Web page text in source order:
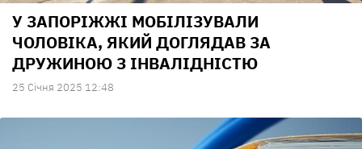
У ЗАПОРІЖЖІ МОБІЛІЗУВАЛИ
ЧОЛОВІКА, ЯКИЙ ДОГЛЯДАВ ЗА
ДРУЖИНОЮ З ІНВАЛІДНІСТЮ
25 Сiчня 2025 12:48